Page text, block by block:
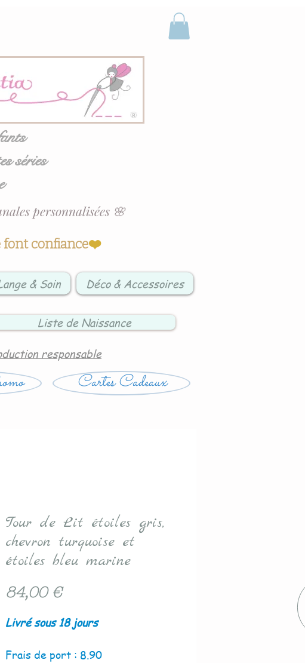
séries
font confiance❤️
personnalisées 🌸
& Soin Déco & Accessoires
Liste de Naissance
responsable
Cartes Cadeaux
Tour de Lit étoiles gris,
chevron turquoise et
étoiles bleu marine
84,00 €Prix
Livré sous 18 jours
Frais de port : 8.90